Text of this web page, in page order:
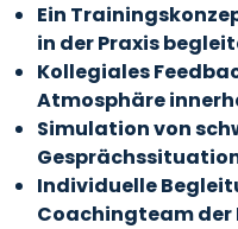
Ein
in der Praxis
Kollegiales
Atmosphäre
Simulation von
Individuelle
Coachingteam